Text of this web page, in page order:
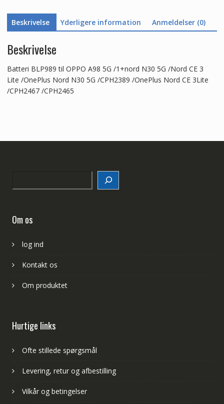
Nord
CE
3
Lite
antal
Beskrivelse Yderligere information Anmeldelser (0)
Beskrivelse
Batteri BLP989 til OPPO A98 5G /1+nord N30 5G /Nord CE 3
Lite /OnePlus Nord N30 5G /CPH2389 /OnePlus Nord CE 3Lite
/CPH2467 /CPH2465
Om os
log ind
Kontakt os
Om produktet
Hurtige links
Ofte stillede spørgsmål
Levering, retur og afbestilling
Vilkår og betingelser